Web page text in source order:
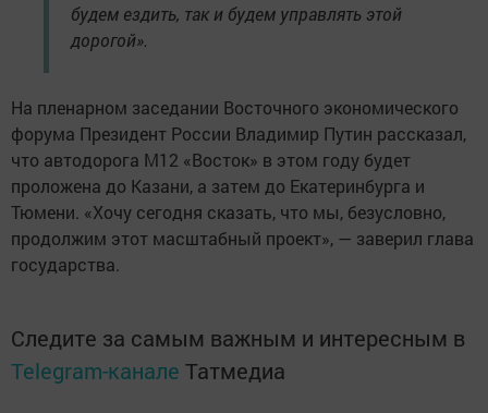
будем ездить, так и будем управлять этой
дорогой».
На пленарном заседании Восточного экономического
форума Президент России Владимир Путин рассказал,
что автодорога М12 «Восток» в этом году будет
проложена до Казани, а затем до Екатеринбурга и
Тюмени. «Хочу сегодня сказать, что мы, безусловно,
продолжим этот масштабный проект», — заверил глава
государства.
Следите за самым важным и интересным в
Telegram-канале Татмедиа